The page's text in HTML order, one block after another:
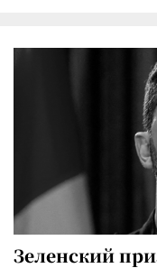
Зеленский